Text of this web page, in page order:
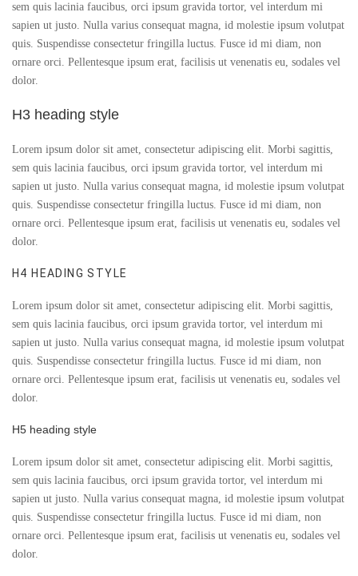
sem quis lacinia faucibus, orci ipsum gravida tortor, vel interdum mi
sapien ut justo. Nulla varius consequat magna, id molestie ipsum volutpat
quis. Suspendisse consectetur fringilla luctus. Fusce id mi diam, non
ornare orci. Pellentesque ipsum erat, facilisis ut venenatis eu, sodales vel
dolor.
H3 heading style
Lorem ipsum dolor sit amet, consectetur adipiscing elit. Morbi sagittis,
sem quis lacinia faucibus, orci ipsum gravida tortor, vel interdum mi
sapien ut justo. Nulla varius consequat magna, id molestie ipsum volutpat
quis. Suspendisse consectetur fringilla luctus. Fusce id mi diam, non
ornare orci. Pellentesque ipsum erat, facilisis ut venenatis eu, sodales vel
dolor.
H4 HEADING STYLE
Lorem ipsum dolor sit amet, consectetur adipiscing elit. Morbi sagittis,
sem quis lacinia faucibus, orci ipsum gravida tortor, vel interdum mi
sapien ut justo. Nulla varius consequat magna, id molestie ipsum volutpat
quis. Suspendisse consectetur fringilla luctus. Fusce id mi diam, non
ornare orci. Pellentesque ipsum erat, facilisis ut venenatis eu, sodales vel
dolor.
H5 heading style
Lorem ipsum dolor sit amet, consectetur adipiscing elit. Morbi sagittis,
sem quis lacinia faucibus, orci ipsum gravida tortor, vel interdum mi
sapien ut justo. Nulla varius consequat magna, id molestie ipsum volutpat
quis. Suspendisse consectetur fringilla luctus. Fusce id mi diam, non
ornare orci. Pellentesque ipsum erat, facilisis ut venenatis eu, sodales vel
dolor.